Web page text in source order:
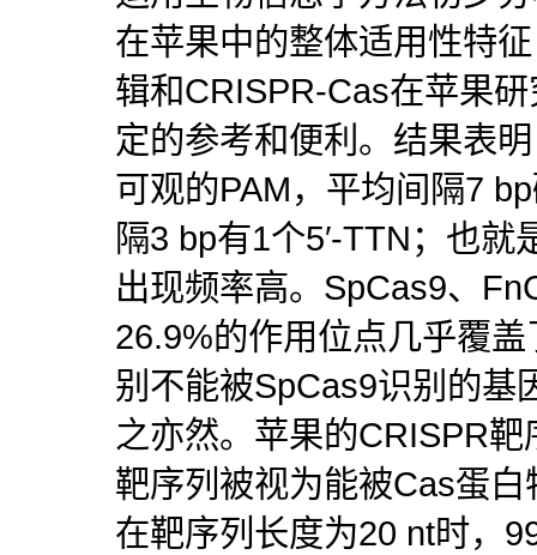
在苹果中的整体适用性特
辑和CRISPR-Cas在苹果
定的参考和便利。结果表
可观的PAM，平均间隔7
隔3 bp有1个5′-TTN；也就
出现频率高。SpCas9、
26.9%的作用位点几乎覆
别不能被SpCas9识别的基
之亦然。苹果的CRISPR
靶序列被视为能被Cas蛋
在靶序列长度为20 nt时，